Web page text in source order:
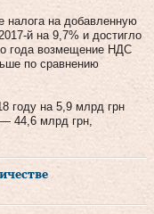
налога на добавленную
й на 9,7% и достигло
года возмещение НДС
по сравнению
году на 5,9 млрд грн
44,6 млрд грн,